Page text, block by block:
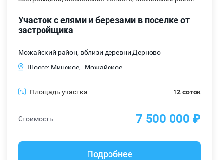
Участок с елями и березами в поселке от
застройщика
Можайский район, вблизи деревни Дерново
Шоссе: Минское,
Можайское
Площадь участка 12 соток
Стоимость 7 500 000 ₽
Подробнее